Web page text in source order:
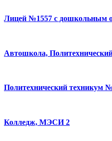
Лицей №1557 с дошкольным
Автошкола,
Политехнический техникум
Колледж, МЭСИ 2